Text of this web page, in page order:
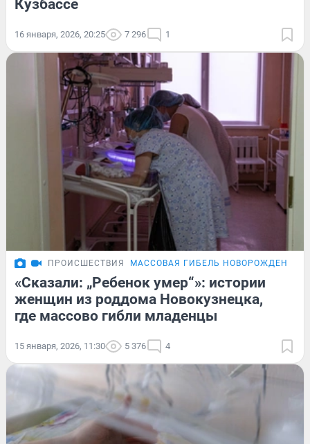
Кузбассе
16 января, 2026, 20:25 7 296 1
ПРОИСШЕСТВИЯ МАССОВАЯ ГИБЕЛЬ НОВОРОЖДЕННЫХ
«Сказали: „Ребенок умер“»: истории
женщин из роддома Новокузнецка,
где массово гибли младенцы
15 января, 2026, 11:30 5 376 4